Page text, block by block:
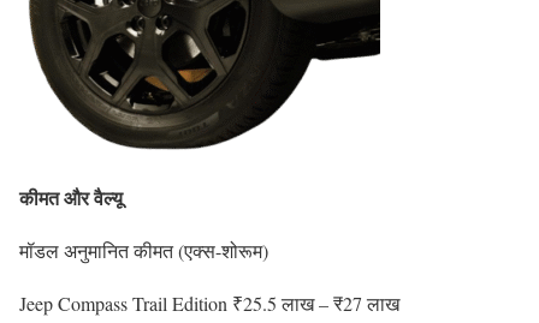
कीमत और वैल्यू
मॉडल अनुमानित कीमत (एक्स-शोरूम)
Jeep Compass Trail Edition ₹25.5 लाख – ₹27 लाख